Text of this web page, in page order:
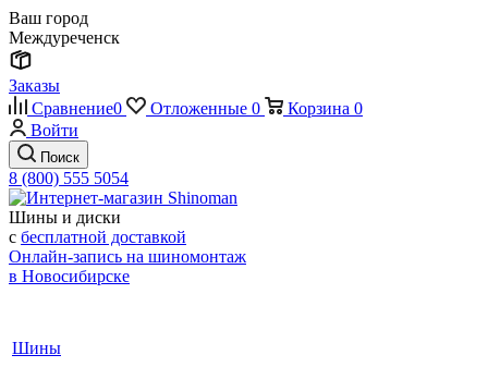
Ваш город
Междуреченск
Заказы
Сравнение0 Отложенные 0 Корзина 0
Войти
Поиск
8 (800) 555 5054
Шины и диски
с бесплатной доставкой
Онлайн-запись на шиномонтаж
в Новосибирске
Шины